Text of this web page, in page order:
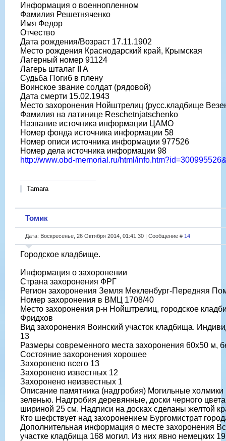
Информация о военнопленном
Фамилия Решетняченко
Имя Федор
Отчество
Дата рождения/Возраст 17.11.1902
Место рождения Краснодарский край, Крымская
Лагерный номер 91124
Лагерь шталаг II A
Судьба Погиб в плену
Воинское звание солдат (рядовой)
Дата смерти 15.02.1943
Место захоронения Нойштрелиц (русс.кладбище
Фамилия на латинице Reschetnjatschenko
Название источника информации ЦАМО
Номер фонда источника информации 58
Номер описи источника информации 977526
Номер дела источника информации 98
http://www.obd-memorial.ru/html/
Tamara
Томик
Дата: Воскресенье, 26 Октября 2014, 01:41:30 | Сообщение # 14
Городское кладбище.
Информация о захоронении
Страна захоронения ФРГ
Регион захоронения Земля Мекленбург-Передняя
Номер захоронения в ВМЦ 1708/40
Место захоронения р-н Нойштрелиц, городское
Фридхов
Вид захоронения Воинский участок кладбища.
13
Размеры современного места захоронения 60х50 м,
Состояние захоронения хорошее
Захоронено всего 13
Захоронено известных 12
Захоронено неизвестных 1
Описание памятника (надгробия) Могильные
зеленью. Надгробия деревянные, доски черного
шириной 25 см. Надписи на досках сделаны желтой
Кто шефствует над захоронением Бургомистрат
Дополнительная информация о месте захоронения
участке кладбища 168 могил. Из них явно немецких